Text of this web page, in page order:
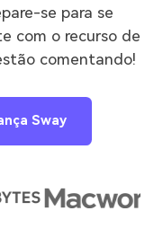
se para se
com o recurso de
comentando!
Sway